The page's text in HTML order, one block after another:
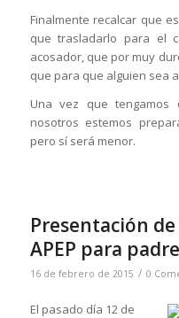
Finalmente recalcar que
que trasladarlo para el
acosador, que por muy
que para que alguien sea
Una vez que tengamos
nosotros estemos
pero sí será menor.
Presentación
APEP para
16 de febrero de 2015 / 0
El pasado día 12 de